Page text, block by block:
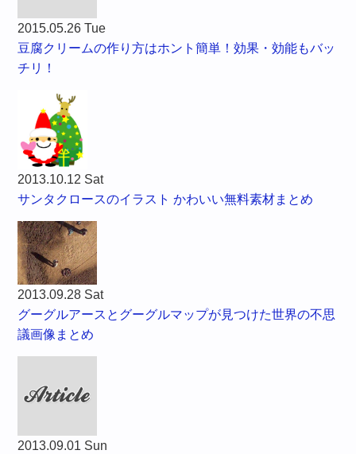
2015.05.26 Tue
豆腐クリームの作り方はホント簡単！効果・効能もバッ
チリ！
2013.10.12 Sat
サンタクロースのイラスト かわいい無料素材まとめ
2013.09.28 Sat
グーグルアースとグーグルマップが見つけた世界の不思
議画像まとめ
2013.09.01 Sun